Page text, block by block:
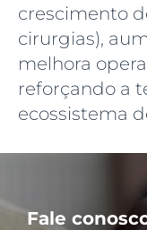
crescimento
cirurgias),
melhora
reforçando a
ecossistema
Fale